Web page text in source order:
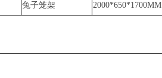
兔子笼架 2000*650*1700MM